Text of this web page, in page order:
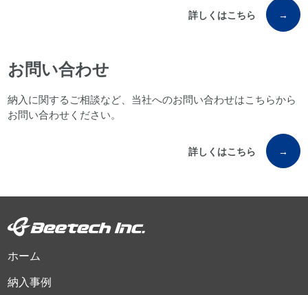
詳しくはこちら →
お問い合わせ
納入に関するご相談など、当社へのお問い合わせはこちらから
お問い合わせください。
詳しくはこちら →
ホーム
納入事例